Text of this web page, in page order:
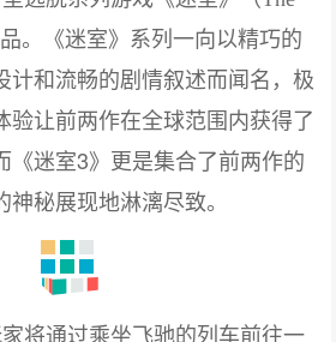
。
《迷室》系列一向以精巧的
计和流畅的剧情叙述而闻名，极
验让前两作在全球范围内获得了
《迷室3》更是集合了前两作的
秘展现地淋漓尽致。
将通过乘坐飞驰的列车前往一